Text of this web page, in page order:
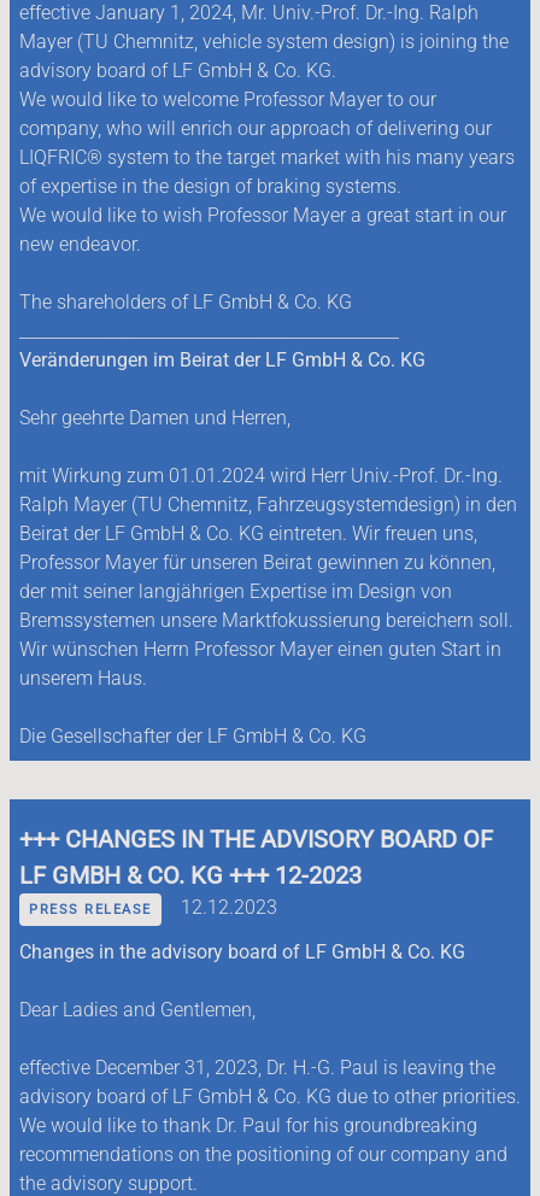
effective January 1, 2024, Mr. Univ.-Prof. Dr.-Ing. Ralph
Mayer (TU Chemnitz, vehicle system design) is joining the
advisory board of LF GmbH & Co. KG.
We would like to welcome Professor Mayer to our
company, who will enrich our approach of delivering our
LIQFRIC® system to the target market with his many years
of expertise in the design of braking systems.
We would like to wish Professor Mayer a great start in our
new endeavor.
The shareholders of LF GmbH & Co. KG
Veränderungen im Beirat der LF GmbH & Co. KG
Sehr geehrte Damen und Herren,
mit Wirkung zum 01.01.2024 wird Herr Univ.-Prof. Dr.-Ing.
Ralph Mayer (TU Chemnitz, Fahrzeugsystemdesign) in den
Beirat der LF GmbH & Co. KG eintreten. Wir freuen uns,
Professor Mayer für unseren Beirat gewinnen zu können,
der mit seiner langjährigen Expertise im Design von
Bremssystemen unsere Marktfokussierung bereichern soll.
Wir wünschen Herrn Professor Mayer einen guten Start in
unserem Haus.
Die Gesellschafter der LF GmbH & Co. KG
+++ CHANGES IN THE ADVISORY BOARD OF
LF GMBH & CO. KG +++ 12-2023
PRESS RELEASE
12.12.2023
Changes in the advisory board of LF GmbH & Co. KG
Dear Ladies and Gentlemen,
effective December 31, 2023, Dr. H.-G. Paul is leaving the
advisory board of LF GmbH & Co. KG due to other priorities.
We would like to thank Dr. Paul for his groundbreaking
recommendations on the positioning of our company and
the advisory support.